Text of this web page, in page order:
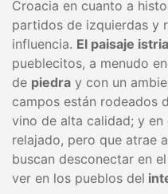
Croacia en cuanto a
partidos de izquierdas y
influencia. El paisaje
pueblecitos, a menudo
de piedra y con un
campos están rodeados
vino de alta calidad; y en
relajado, pero que atrae
buscan desconectar en
ver en los pueblos del